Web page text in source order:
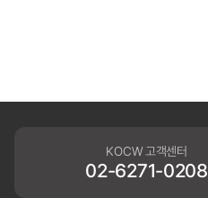
KOCW 고객센터
02-6271-0208